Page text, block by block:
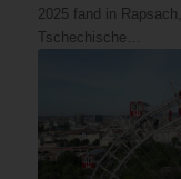
2025 fand in Rapsach,
Tschechische…